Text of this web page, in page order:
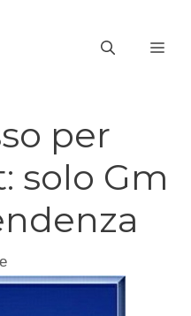
per
solo Gm